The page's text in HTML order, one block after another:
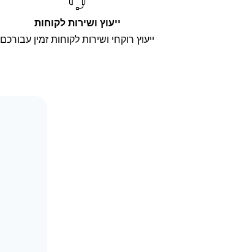
ייעוץ ושירות לקוחות
ייעוץ רוקחי ושירות לקוחות זמין עבורכם